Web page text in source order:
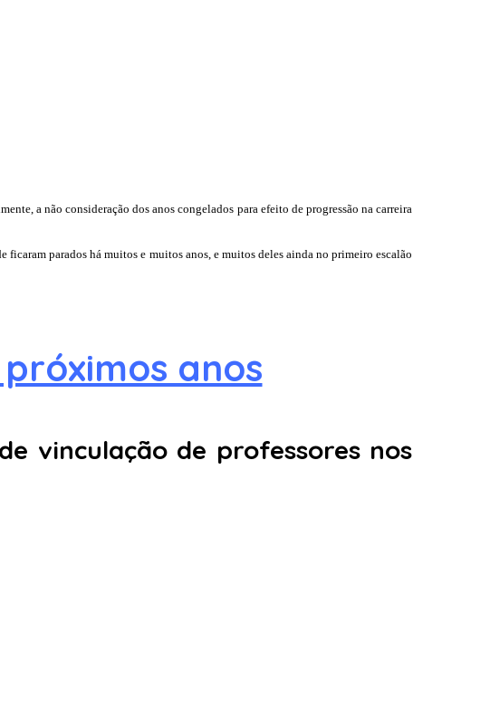
a não consideração dos anos congelados para efeito de progressão na carreira
parados há muitos e muitos anos, e muitos deles ainda no primeiro escalão
anos
vinculação de professores nos